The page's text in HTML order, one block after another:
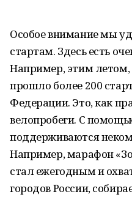
Особое внимание мы
стартам. Здесь есть
Например, этим летом,
прошло более 200
Федерации. Это, как
велопробеги. С
поддерживаются
Например, марафон
стал ежегодным и
городов России,